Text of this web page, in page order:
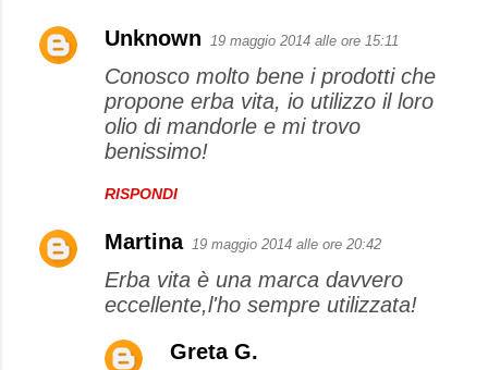
Unknown 19 maggio 2014 alle ore 15:11
Conosco molto bene i prodotti che
propone erba vita, io utilizzo il loro
olio di mandorle e mi trovo
benissimo!
RISPONDI
Martina 19 maggio 2014 alle ore 20:42
Erba vita è una marca davvero
eccellente,l'ho sempre utilizzata!
Greta G.